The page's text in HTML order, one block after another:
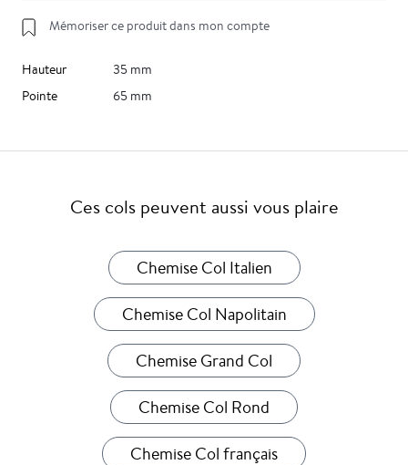
Mémoriser ce produit dans mon compte
Hauteur
35 mm
Pointe
65 mm
Ces cols peuvent aussi vous plaire
Chemise Col Italien
Chemise Col Napolitain
Chemise Grand Col
Chemise Col Rond
Chemise Col français